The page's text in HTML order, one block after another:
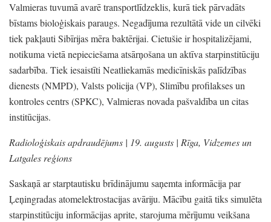
Valmieras tuvumā avarē transportlīdzeklis, kurā tiek pārvadāts
bīstams bioloģiskais paraugs. Negadījuma rezultātā vide un cilvēki
tiek pakļauti Sibīrijas mēra baktērijai. Cietušie ir hospitalizējami,
notikuma vietā nepieciešama atsārņošana un aktīva starpinstitūciju
sadarbība. Tiek iesaistīti Neatliekamās medicīniskās palīdzības
dienests(NMPD), Valsts policija(VP), Slimību profilakses un
kontroles centrs(SPKC), Valmieras novada pašvaldība un citas
institūcijas.
Radioloģiskais apdraudējums | 19. augusts | Rīga, Vidzemes un
Latgales reģions
Saskaņā ar starptautisku brīdinājumu saņemta informācija par
Ļeņingradas atomelektrostacijas avāriju. Mācību gaitā tiks simulēta
starpinstitūciju informācijas aprite, starojuma mērījumu veikšana